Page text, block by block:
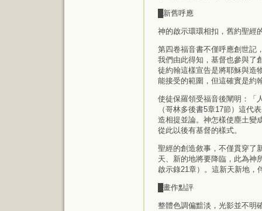
█新舊呼應
神的啟示環環相扣，舊約聖經
第四卷福音書不僅呼應創世記
我們由此得知，基督也參與了
徒約翰這樣宣告是將耶穌與造
能接受的範圍，但這確實是約
使徒保羅領受福音後闡明：「
（哥林多後書5章17節）這代
造相提並論。神怎樣使塵土變
從此以後有基督的樣式。
聖經的創造敘事，不僅貫穿了
天、新的地將要降臨，此為神
啟示錄21章）。這新天新地，
█畫作點評
整體色調偏黯淡，光影並不明